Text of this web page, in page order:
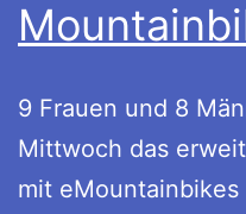
9 Frauen und 8
Mittwoch das
mit